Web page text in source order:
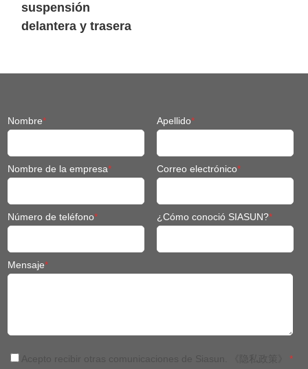
suspensión
delantera y trasera
Nombre* Apellido*
Nombre de la empresa* Correo electrónico*
Número de teléfono* ¿Cómo conoció SIASUN?*
Mensaje*
*